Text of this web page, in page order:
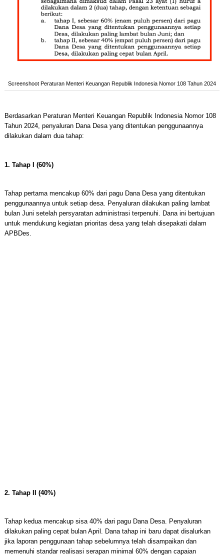
Screenshoot Peraturan Menteri Keuangan Republik Indonesia Nomor 108 Tahun 2024
Berdasarkan Peraturan Menteri Keuangan Republik Indonesia Nomor 108
Tahun 2024, penyaluran Dana Desa yang ditentukan penggunaannya
dilakukan dalam dua tahap:
1. Tahap I (60%)
Tahap pertama mencakup 60% dari pagu Dana Desa yang ditentukan
penggunaannya untuk setiap desa. Penyaluran dilakukan paling lambat
bulan Juni setelah persyaratan administrasi terpenuhi. Dana ini bertujuan
untuk mendukung kegiatan prioritas desa yang telah disepakati dalam
APBDes.
2. Tahap II (40%)
Tahap kedua mencakup sisa 40% dari pagu Dana Desa. Penyaluran
dilakukan paling cepat bulan April. Dana tahap ini baru dapat disalurkan
jika laporan penggunaan tahap sebelumnya telah disampaikan dan
memenuhi standar realisasi serapan minimal 60% dengan capaian